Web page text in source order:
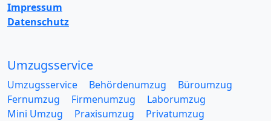
Impressum
Datenschutz
Umzugsservice
Umzugsservice Behördenumzug
Büroumzug
Fernumzug
Firmenumzug
Laborumzug
Mini Umzug
Praxisumzug
Privatumzug